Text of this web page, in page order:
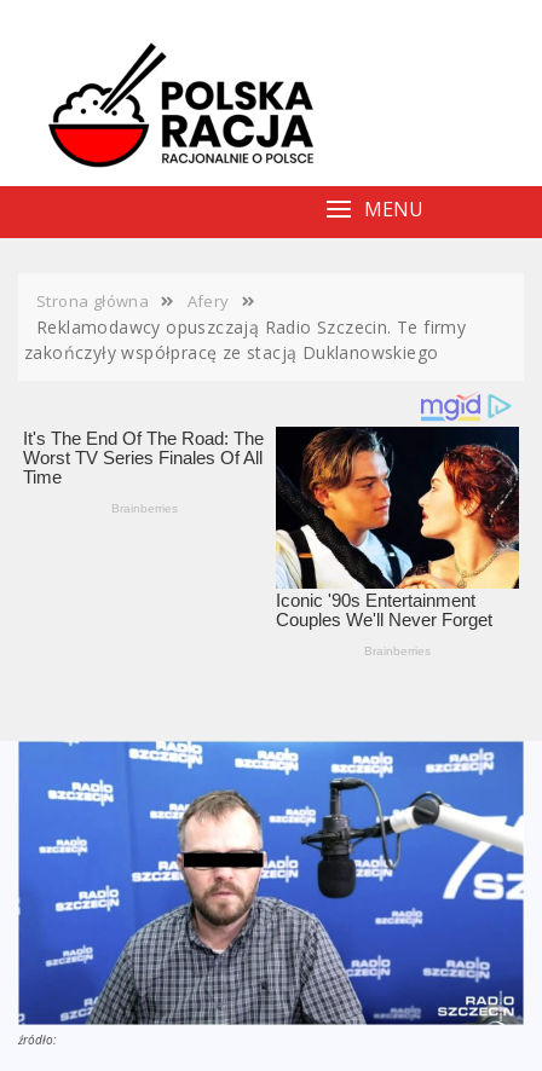
MENU
Strona główna Afery
Reklamodawcy opuszczają Radio Szczecin. Te firmy
zakończyły współpracę ze stacją Duklanowskiego
źródło: